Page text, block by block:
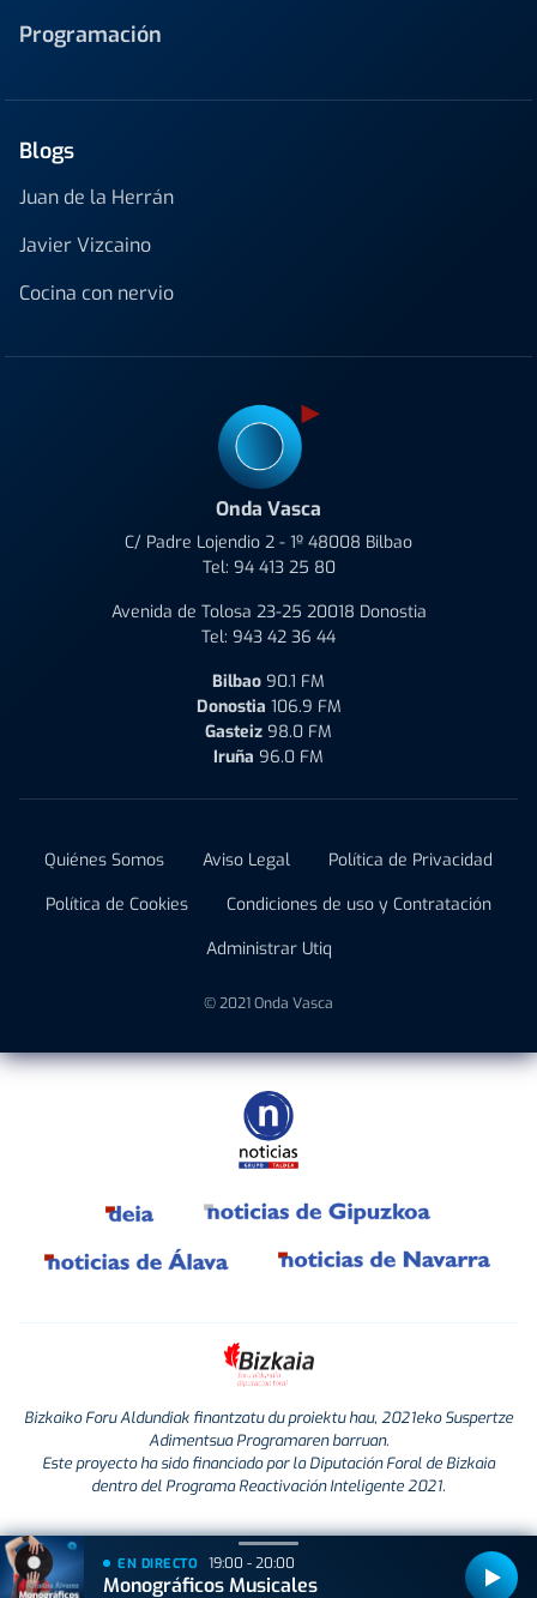
Programación
Blogs
Juan de la Herrán
Javier Vizcaino
Cocina con nervio
Onda Vasca
C/ Padre Lojendio 2 - 1º 48008 Bilbao
Tel: 94 413 25 80
Avenida de Tolosa 23-25 20018 Donostia
Tel: 943 42 36 44
Bilbao 90.1 FM
Donostia 106.9 FM
Gasteiz 98.0 FM
Iruña 96.0 FM
Quiénes Somos Aviso Legal
Política de Privacidad
Política de Cookies
Condiciones de uso y Contratación
Administrar Utiq
© 2021 Onda Vasca
Bizkaiko Foru Aldundiak finantzatu du proiektu hau, 2021eko Suspertze
Adimentsua Programaren barruan.
Este proyecto ha sido financiado por la Diputación Foral de Bizkaia
dentro del Programa Reactivación Inteligente 2021.
EN DIRECTO 19:00 - 20:00
Monográficos Musicales